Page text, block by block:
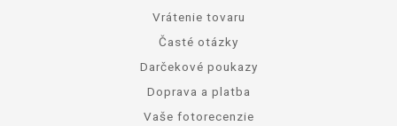
Vrátenie tovaru
Časté otázky
Darčekové poukazy
Doprava a platba
Vaše fotorecenzie